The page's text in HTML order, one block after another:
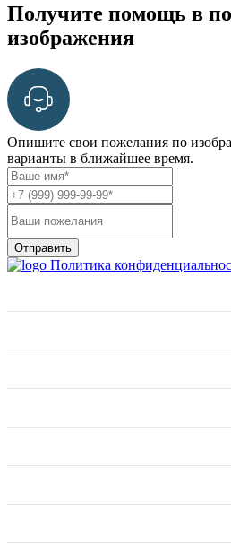
Получите помощь в
изображения
Опишите свои пожелания по
варианты в ближайшее время.
Отправить
Политика